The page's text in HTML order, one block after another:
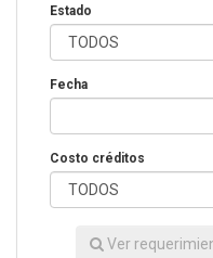
Estado
Fecha
Costo créditos
Ver